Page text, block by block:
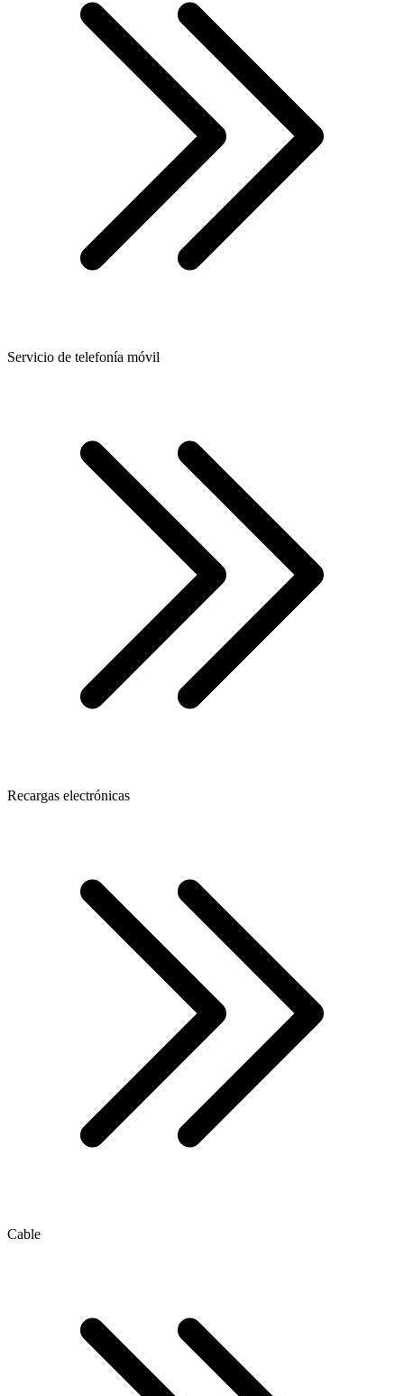
Servicio de telefonía móvil
Recargas electrónicas
Cable